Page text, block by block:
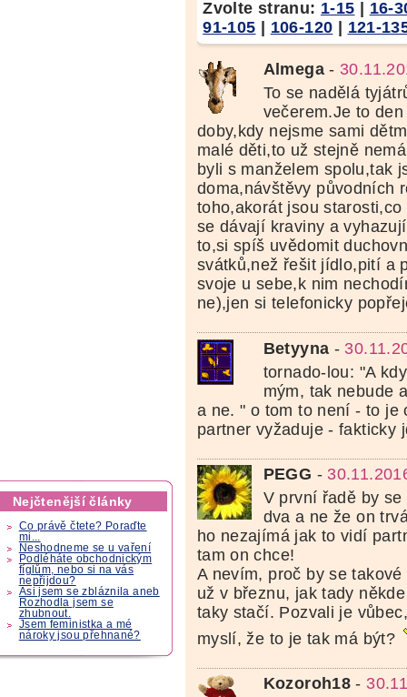
Nejčtenější články
Co právě čtete? Poraďte
mi...
Neshodneme se u vaření
Podléháte obchodnickým
fíglům, nebo si na vás
nepřijdou?
Asi jsem se zbláznila aneb
Rozhodla jsem se
zhubnout.
Jsem feministka a mé
nároky jsou přehnané?
Zvolte stranu: 1-15 | 16-
91-105 | 106-120 | 121-
Almega-
To se nadělá
večerem.Je to
doby,kdy nejsme sami
malé děti,to už stejně
byli s manželem spolu,tak
doma,návštěvy původních
toho,akorát jsou
se dávají kraviny a
to,si spíš uvědomit
svátků,než řešit jídlo,pití a
svoje u sebe,k nim
ne),jen si telefonicky
Betyyna -
tornado-lou: "A
mým, tak nebude
a ne. " o tom to není - to je
partner vyžaduje - fakticky
PEGG -
V první řadě by
dva a ne že on
ho nezajímá jak to vidí
tam on chce!
A nevím, proč by se
už v březnu, jak tady
taky stačí. Pozvali je
myslí, že to je tak má být?
Kozoroh18 -